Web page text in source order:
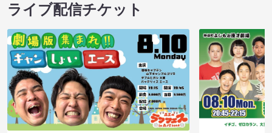
ライブ配信チケット